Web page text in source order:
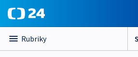
Rubriky